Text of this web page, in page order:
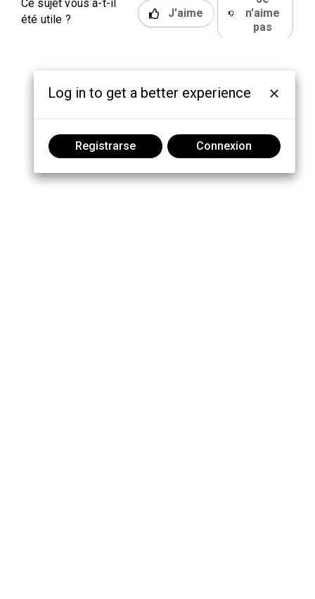
Ce sujet vous a-t-il
été utile ?
J'aime
n'aime
pas
Log in to get a better experience
Registrarse Connexion